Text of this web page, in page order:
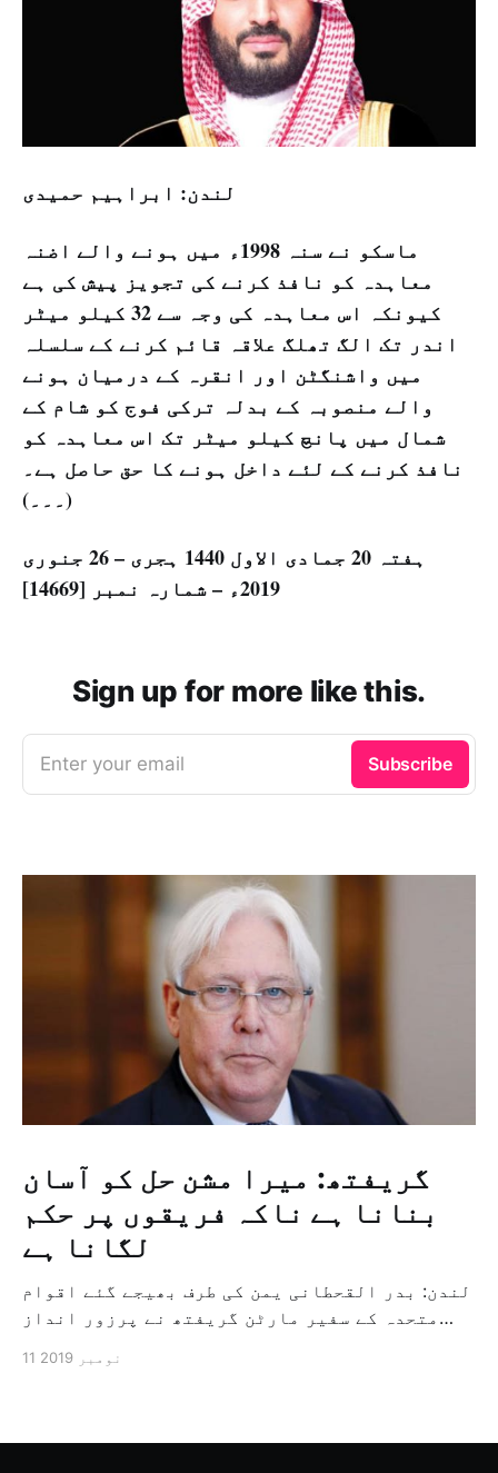
لندن: ابراہیم حمیدی
ماسکو نے سنہ 1998ء میں ہونے والے اضنہ
معاہدہ کو نافذ کرنے کی تجویز پیش کی ہے
کیونکہ اس معاہدہ کی وجہ سے 32 کیلو میٹر
اندر تک الگ تھلگ علاقہ قائم کرنے کے سلسلہ
میں واشنگٹن اور انقرہ کے درمیان ہونے
والے منصوبہ کے بدلہ ترکی فوج کو شام کے
شمال میں پانچ کیلو میٹر تک اس معاہدہ کو
نافذ کرنے کے لئے داخل ہونے کا حق حاصل ہے۔
(۔۔۔)
ہفتہ 20 جمادی الاول 1440 ہجری – 26 جنوری
2019ء – شمارہ نمبر [14669]
Sign up for more like this.
Enter your email Subscribe
گریفتھ: میرا مشن حل کو آسان
بنانا ہے ناکہ فریقوں پر حکم
لگانا ہے
لندن: بدر القحطانی یمن کی طرف بھیجے گئے اقوام
متحدہ کے سفیر مارٹن گریفتھ نے پرزور انداز
ثالثی اور اس کشمکش کی حدبندی کرنے کے لئے ایک
11 نومبر 2019